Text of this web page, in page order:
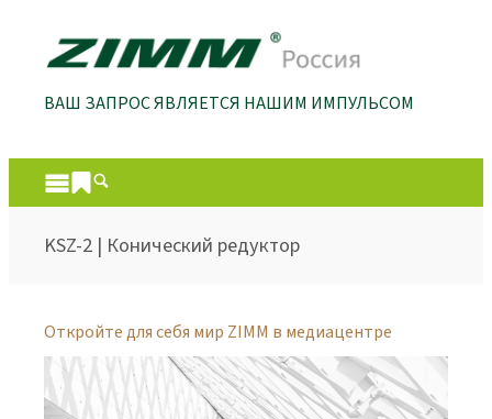
ВАШ ЗАПРОС ЯВЛЯЕТСЯ НАШИМ ИМПУЛЬСОМ
KSZ-2 | Конический редуктор
Откройте для себя мир ZIMM в медиацентре